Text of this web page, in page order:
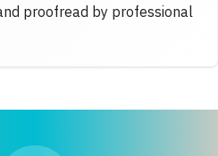
proofread by professional